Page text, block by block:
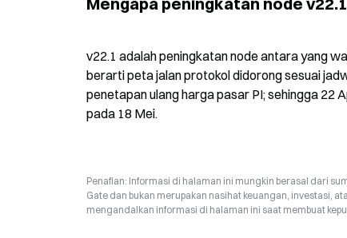
v22.1 adalah peningkatan node antara yang
berarti peta jalan protokol didorong sesuai
penetapan ulang harga pasar PI; sehingga 22
pada 18 Mei.
Penafian: Informasi di halaman ini mungkin berasal dari
Gate dan bukan merupakan nasihat keuangan, investasi,
mengandalkan informasi di halaman ini saat membuat